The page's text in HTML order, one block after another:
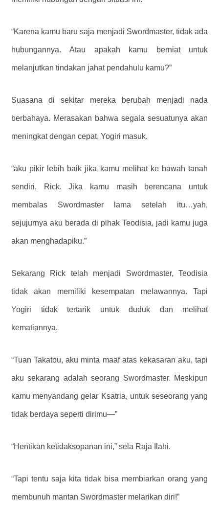
“Karena kamu baru saja menjadi Swordmaster, tidak ada
hubungannya. Atau apakah kamu berniat untuk
melanjutkan tindakan jahat pendahulu kamu?”
Suasana di sekitar mereka berubah menjadi nada
berbahaya. Merasakan bahwa segala sesuatunya akan
meningkat dengan cepat, Yogiri masuk.
“aku pikir lebih baik jika kamu melihat ke bawah tanah
sendiri, Rick. Jika kamu masih berencana untuk
membalas Swordmaster lama setelah itu…yah,
sejujurnya aku berada di pihak Teodisia, jadi kamu juga
akan menghadapiku.”
Sekarang Rick telah menjadi Swordmaster, Teodisia
tidak akan memiliki kesempatan melawannya. Tapi
Yogiri tidak tertarik untuk duduk dan melihat
kematiannya.
“Tuan Takatou, aku minta maaf atas kekasaran aku, tapi
aku sekarang adalah seorang Swordmaster. Meskipun
kamu menyandang gelar Ksatria, untuk seseorang yang
tidak berdaya seperti dirimu—”
“Hentikan ketidaksopanan ini,” sela Raja Ilahi.
“Tapi tentu saja kita tidak bisa membiarkan orang yang
membunuh mantan Swordmaster melarikan diri!”